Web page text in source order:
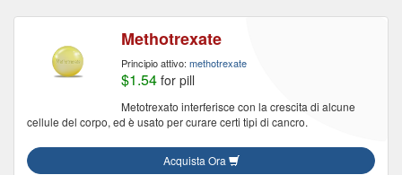
Methotrexate
Principio attivo: methotrexate
$1.54 for pill
Metotrexato interferisce con la crescita di alcune
cellule del corpo, ed è usato per curare certi tipi di cancro.
Acquista Ora